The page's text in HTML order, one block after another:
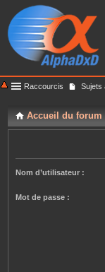
Raccourcis Sujets
Accueil du forum
Nom d’utilisateur :
Mot de passe :